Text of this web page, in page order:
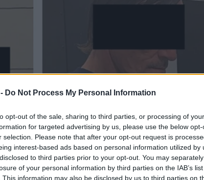
Do Not Process My Personal Information
opt-out of the sale, sharing to third parties, or processing of
for targeted advertising by us, please use the below
selection. Please note that after your opt-out request is
interest-based ads based on personal information utilized by
to third parties prior to your opt-out. You may
of your personal information by third parties on the IAB’s
This information may also be disclosed by us to third parties on